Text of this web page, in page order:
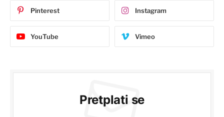
Pinterest Instagram
YouTube Vimeo
Pretplati se